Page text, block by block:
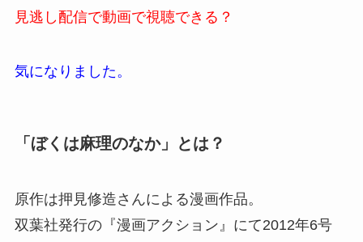
見逃し配信で動画で視聴できる？
気になりました。
「ぼくは麻理のなか」とは？
原作は押見修造さんによる漫画作品。
双葉社発行の『漫画アクション』にて2012年6号